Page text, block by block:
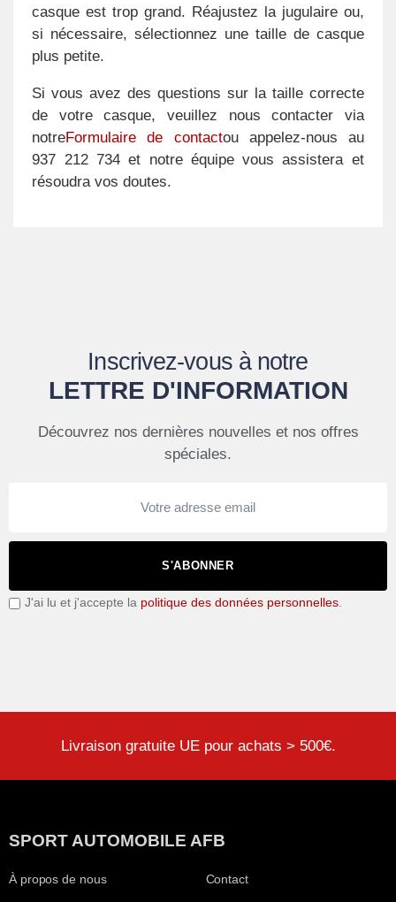
casque est trop grand. Réajustez la jugulaire ou,
si nécessaire, sélectionnez une taille de casque
plus petite.
Si vous avez des questions sur la taille correcte
de votre casque, veuillez nous contacter via
notreFormulaire de contactou appelez-nous au
937 212 734 et notre équipe vous assistera et
résoudra vos doutes.
Inscrivez-vous à notre
LETTRE D'INFORMATION
Découvrez nos dernières nouvelles et nos offres
spéciales.
S'ABONNER
J'ai lu et j'accepte la politique des données personnelles.
Livraison gratuite UE pour achats > 500€.
SPORT AUTOMOBILE AFB
À propos de nous Contact